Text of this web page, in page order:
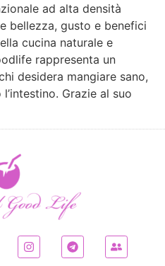
ad alta densità
bellezza, gusto e benefici
cucina naturale e
rappresenta un
desidera mangiare sano,
Grazie al suo